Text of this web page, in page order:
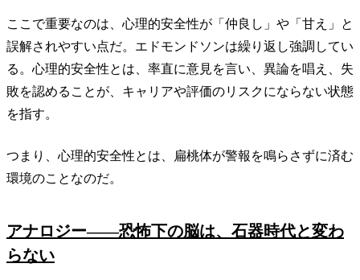
ここで重要なのは、心理的安全性が「仲良し」や「甘え」と
誤解されやすい点だ。エドモンドソンは繰り返し強調してい
る。心理的安全性とは、率直に意見を言い、異論を唱え、失
敗を認めることが、キャリアや評価のリスクにならない状態
を指す。
つまり、心理的安全性とは、扁桃体が警報を鳴らさずに済む
環境のことなのだ。
アナロジー——恐怖下の脳は、石器時代と変わ
らない